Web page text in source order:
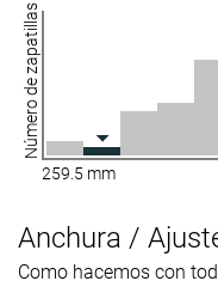
Número de zapatillas
259.5 mm
Anchura /
Como hacemos con